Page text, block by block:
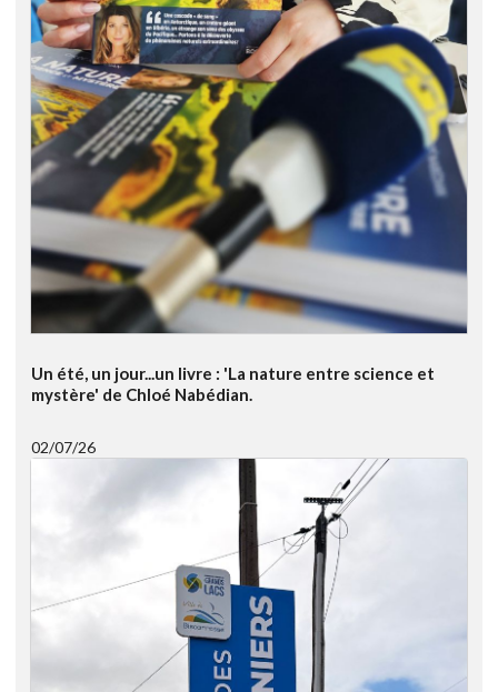
Un été, un jour...un livre : 'La nature entre science et
mystère' de Chloé Nabédian.
02/07/26